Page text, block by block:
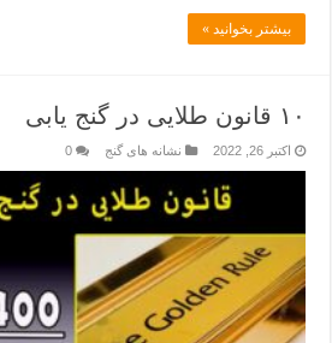
بیشتر بخوانید »
۱۰ قانون طلایی در گنج یابی
اکتبر 26, 2022 نشانه های گنج 0